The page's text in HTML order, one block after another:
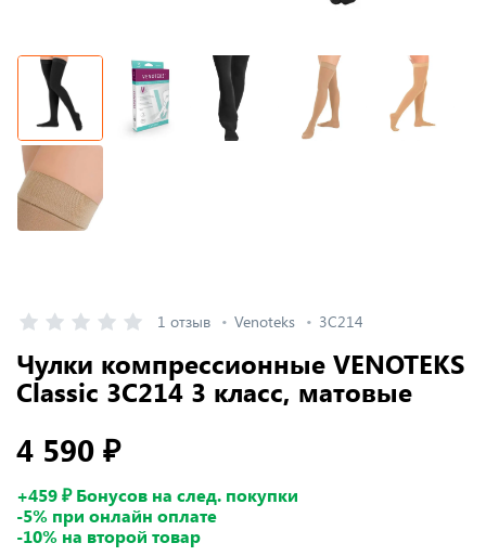
1 отзыв Venoteks 3C214
Чулки компрессионные VENOTEKS
Classic 3C214 3 класс, матовые
4 590 ₽
+459 ₽ Бонусов на след. покупки
-5% при онлайн оплате
-10% на второй товар